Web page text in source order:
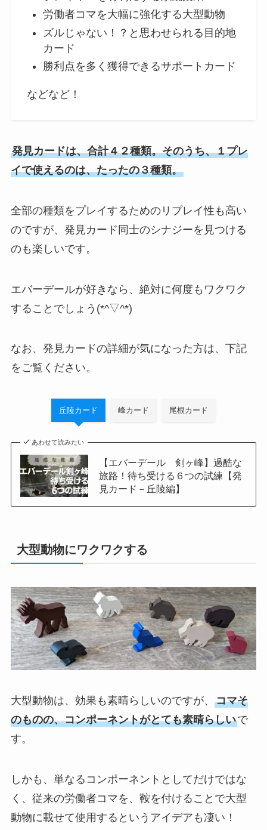
労働者コマを大幅に強化する大型動物
ズルじゃない！？と思わせられる目的地
カード
勝利点を多く獲得できるサポートカード
などなど！
発見カードは、合計４２種類。そのうち、１プレ
イで使えるのは、たったの３種類。
全部の種類をプレイするためのリプレイ性も高い
のですが、発見カード同士のシナジーを見つける
のも楽しいです。
エバーデールが好きなら、絶対に何度もワクワク
することでしょう(*^▽^*)
なお、発見カードの詳細が気になった方は、下記
をご覧ください。
丘陵カード 峰カード 尾根カード
あわせて読みたい
【エバーデール 剣ヶ峰】過酷な
旅路！待ち受ける６つの試練【発
見カード－丘陵編】
大型動物にワクワクする
大型動物は、効果も素晴らしいのですが、 コマそ
のものの、コンポーネントがとても素晴らしいで
す。
しかも、単なるコンポーネントとしてだけではな
く、従来の労働者コマを、鞍を付けることで大型
動物に載せて使用するというアイデアも凄い！